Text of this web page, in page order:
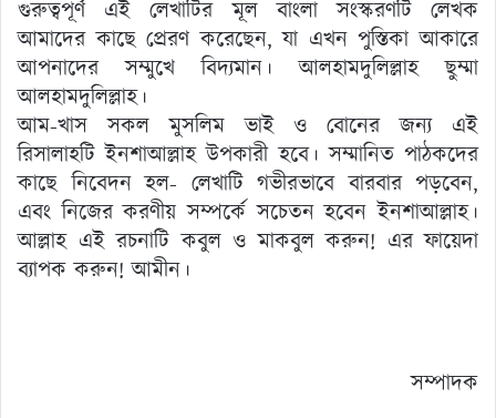
গুরুত্বপূর্ণ এই লেখাটির মূল বাংলা সংস্করণটি লেখক
আমাদের কাছে প্রেরণ করেছেন, যা এখন পুস্তিকা আকারে
আপনাদের সম্মুখে বিদ্যমান। আলহামদুলিল্লাহ ছুম্মা
আলহামদুলিল্লাহ।
আম-খাস সকল মুসলিম ভাই ও বোনের জন্য এই
রিসালাহটি ইনশাআল্লাহ উপকারী হবে। সম্মানিত পাঠকদের
কাছে নিবেদন হল- লেখাটি গভীরভাবে বারবার পড়বেন,
এবং নিজের করণীয় সম্পর্কে সচেতন হবেন ইনশাআল্লাহ।
আল্লাহ এই রচনাটি কবুল ও মাকবুল করুন! এর ফায়েদা
ব্যাপক করুন! আমীন।
সম্পাদক